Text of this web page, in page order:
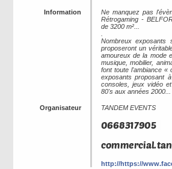
Information
Ne manquez pas
Rétrogaming -
de 3200 m²...
Nombreux exposants
proposeront un
amoureux de la mode
musique, mobilier,
font toute l'ambiance «
exposants proposant
consoles, jeux vidéo
80's aux années 2000...
Organisateur TANDEM EVENTS
http://https://